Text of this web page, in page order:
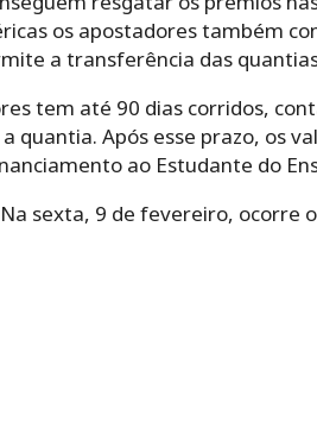
os apostadores também
a transferência das
tem até 90 dias corridos,
quantia. Após esse prazo, os
ao Estudante do
sexta, 9 de fevereiro, ocorre